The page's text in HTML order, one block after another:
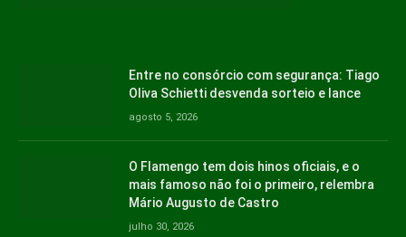
Entre no consórcio com segurança: Tiago
Oliva Schietti desvenda sorteio e lance
agosto 5, 2026
O Flamengo tem dois hinos oficiais, e o
mais famoso não foi o primeiro, relembra
Mário Augusto de Castro
julho 30, 2026